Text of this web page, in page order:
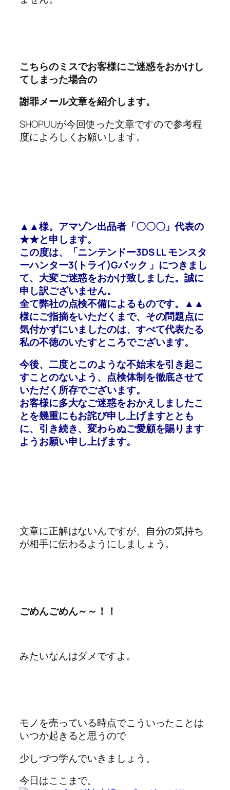
こちらのミスでお客様にご迷惑をおかけし
てしまった場合の
謝罪メール文章を紹介します。
SHOPUUが今回使った文章ですので参考程
度によろしくお願いします。
▲▲様。アマゾン出品者「〇〇〇」代表の
★★と申します。
この度は、「ニンテンドー3DS LL モンスタ
ーハンター3(トライ)Gパック 」につきまし
て、大変ご迷惑をおかけ致しました。誠に
申し訳ございません。
全て弊社の点検不備によるものです。▲▲
様にご指摘をいただくまで、その問題点に
気付かずにいましたのは、すべて代表たる
私の不徳のいたすところでございます。
今後、二度とこのような不始末を引き起こ
すことのないよう、点検体制を徹底させて
いただく所存でございます。
お客様に多大なご迷惑をおかえしましたこ
とを幾重にもお詫び申し上げますととも
に、引き続き、変わらぬご愛顧を賜ります
ようお願い申し上げます。
文章に正解はないんですが、自分の気持ち
が相手に伝わるようにしましょう。
ごめんごめん～～！！
みたいなんはダメですよ。
モノを売っている時点でこういったことは
いつか起きると思うので
少しづつ学んでいきましょう。
今日はここまで。